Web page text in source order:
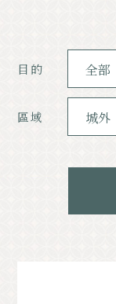
經典的
目的
區域